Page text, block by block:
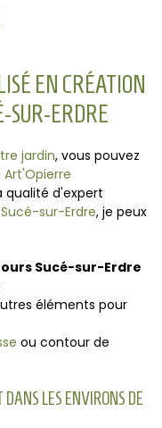
EN CRÉATION
SUR-ERDRE
jardin, vous pouvez
Art'Opierre
qualité d'expert
sur-Erdre, je peux
Sucé-sur-Erdre
éléments pour
ou contour de
LES ENVIRONS DE